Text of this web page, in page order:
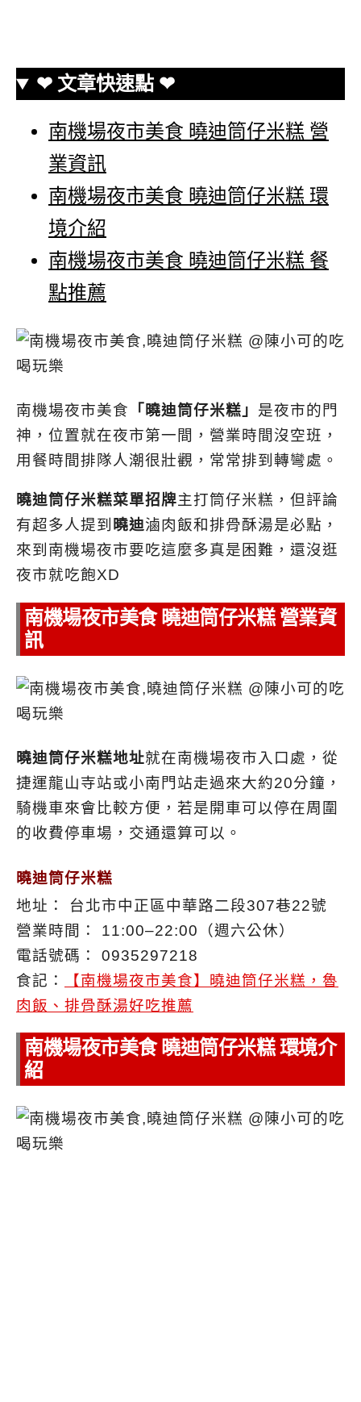
❤ 文章快速點 ❤
南機場夜市美食 曉迪筒仔米糕 營
業資訊
南機場夜市美食 曉迪筒仔米糕 環
境介紹
南機場夜市美食 曉迪筒仔米糕 餐
點推薦
南機場夜市美食 「曉迪筒仔米糕」 是夜市的門
神，位置就在夜市第一間，營業時間沒空班，
用餐時間排隊人潮很壯觀，常常排到轉彎處。
曉迪筒仔米糕菜單招牌主打筒仔米糕，但評論
有超多人提到 曉迪滷肉飯和排骨酥湯是必點，
來到南機場夜市要吃這麼多真是困難，還沒逛
夜市就吃飽XD
南機場夜市美食 曉迪筒仔米糕 營業資
訊
曉迪筒仔米糕地址就在南機場夜市入口處，從
捷運龍山寺站或小南門站走過來大約20分鐘，
騎機車來會比較方便，若是開車可以停在周圍
的收費停車場，交通還算可以。
曉迪筒仔米糕
地址： 台北市中正區中華路二段307巷22號
營業時間： 11:00–22:00（週六公休）
電話號碼： 0935297218
食記：
【南機場夜市美食】曉迪筒仔米糕，魯
肉飯、排骨酥湯好吃推薦
南機場夜市美食曉迪筒仔米糕 環境介
紹